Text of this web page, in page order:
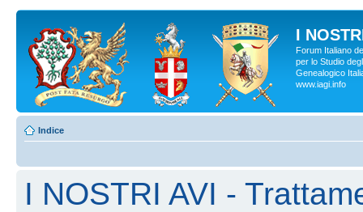
I
Forum Italiano
per lo Studio
Genealogico
www.iagi.info
Indice
I NOSTRI AVI -